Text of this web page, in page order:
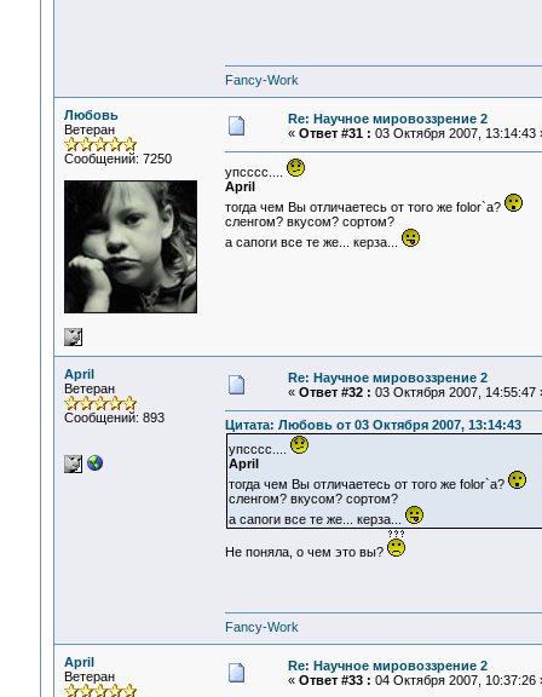
Fancy-Work
Любовь
Ветеран
Сообщений: 7250
Re: Научное мировоззрение 2
« Ответ #31 : 03 Октября 2007, 13:14:43
упсссс....
April
тогда чем Вы отличаетесь от того же folor`а?
сленгом? вкусом? сортом?
а сапоги все те же... керза...
April
Ветеран
Сообщений: 893
Re: Научное мировоззрение 2
« Ответ #32 : 03 Октября 2007, 14:55:47
Цитата: Любовь от 03 Октября 2007, 13:14:43
упсссс....
April
тогда чем Вы отличаетесь от того же folor`а?
сленгом? вкусом? сортом?
а сапоги все те же... керза...
Не поняла, о чем это вы?
Fancy-Work
April
Ветеран
Re: Научное мировоззрение 2
« Ответ #33 : 04 Октября 2007, 10:37:26